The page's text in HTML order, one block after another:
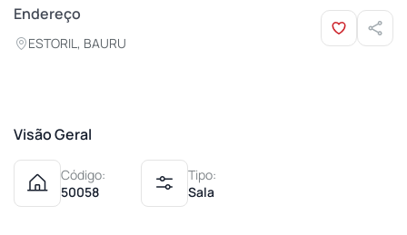
Endereço
ESTORIL, BAURU
Visão Geral
Código:
50058
Tipo:
Sala